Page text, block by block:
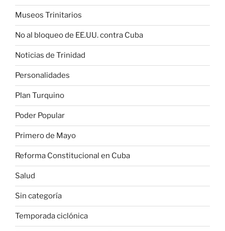
Museos Trinitarios
No al bloqueo de EE.UU. contra Cuba
Noticias de Trinidad
Personalidades
Plan Turquino
Poder Popular
Primero de Mayo
Reforma Constitucional en Cuba
Salud
Sin categoría
Temporada ciclónica